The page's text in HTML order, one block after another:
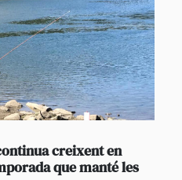
creixent en
que manté les